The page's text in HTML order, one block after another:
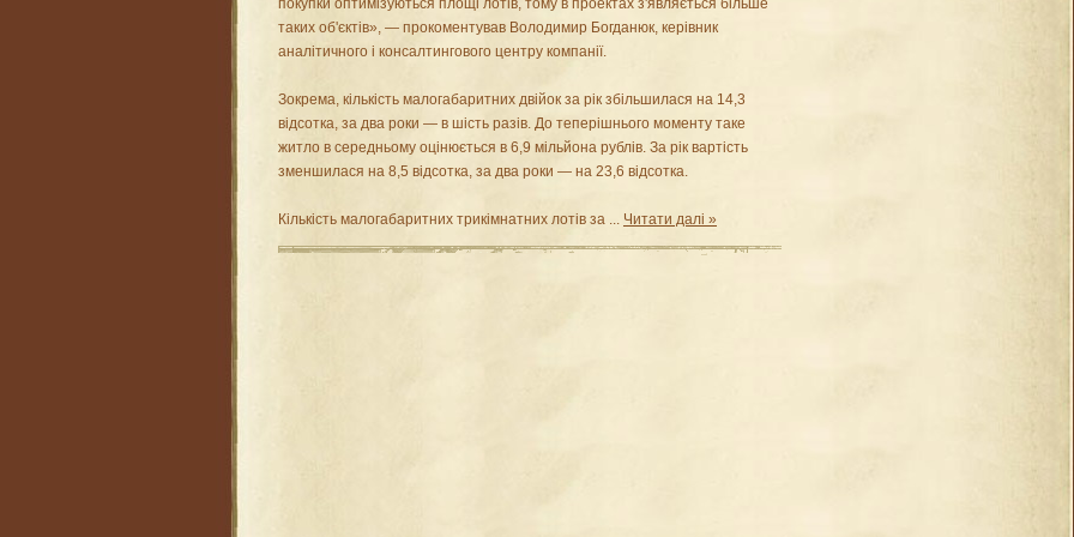
покупки оптимізуються площі лотів, тому в проектах з'являється більше
таких об'єктів», — прокоментував Володимир Богданюк, керівник
аналітичного і консалтингового центру компанії.
Зокрема, кількість малогабаритних двійок за рік збільшилася на 14,3
відсотка, за два роки — в шість разів. До теперішнього моменту таке
житло в середньому оцінюється в 6,9 мільйона рублів. За рік вартість
зменшилася на 8,5 відсотка, за два роки — на 23,6 відсотка.
Кількість малогабаритних трикімнатних лотів за ... Читати далі »